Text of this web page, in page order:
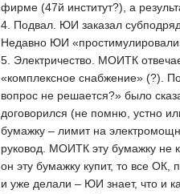
фирме (47й институт?), а
4. Подвал. ЮИ заказал
Недавно ЮИ
5. Электричество. МОИТК
«комплексное снабжение» (?).
вопрос не решается?» было
договорился (не помню, устно
бумажку – лимит на
руковод. МОИТК эту бумажку не
он эту бумажку купит, то все
и уже делали – ЮИ знает, что и